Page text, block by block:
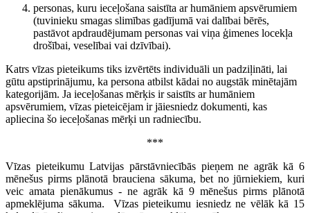
personas, kuru ieceļošana saistīta ar humāniem apsvērumiem
(tuvinieku smagas slimības gadījumā vai dalībai bērēs,
pastāvot apdraudējumam personas vai viņa ģimenes locekļa
drošībai, veselībai vai dzīvībai).
Katrs vīzas pieteikums tiks izvērtēts individuāli un padziļināti, lai
gūtu apstiprinājumu, ka persona atbilst kādai no augstāk minētajām
kategorijām. Ja ieceļošanas mērķis ir saistīts ar humāniem
apsvērumiem, vīzas pieteicējam ir jāiesniedz dokumenti, kas
apliecina šo ieceļošanas mērķi un radniecību.
***
Vīzas pieteikumu Latvijas pārstāvniecībās pieņem ne agrāk kā 6
mēnešus pirms plānotā brauciena sākuma, bet no jūrniekiem, kuri
veic amata pienākumus - ne agrāk kā 9 mēnešus pirms plānotā
apmeklējuma sākuma. Vīzas pieteikumu iesniedz ne vēlāk kā 15